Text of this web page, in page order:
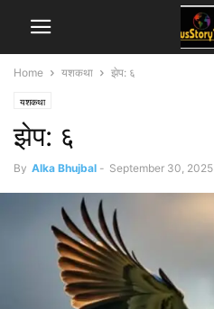
Home यशकथा झेप: ६
यशकथा
झेप: ६
By Alka Bhujbal - September 30, 2025